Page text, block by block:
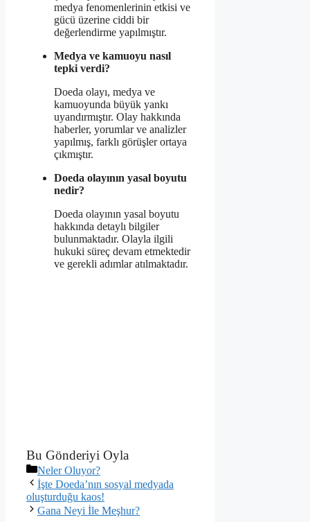
medya fenomenlerinin etkisi ve
gücü üzerine ciddi bir
değerlendirme yapılmıştır.
Medya ve kamuoyu nasıl
tepki verdi?
Doeda olayı, medya ve
kamuoyunda büyük yankı
uyandırmıştır. Olay hakkında
haberler, yorumlar ve analizler
yapılmış, farklı görüşler ortaya
çıkmıştır.
Doeda olayının yasal boyutu
nedir?
Doeda olayının yasal boyutu
hakkında detaylı bilgiler
bulunmaktadır. Olayla ilgili
hukuki süreç devam etmektedir
ve gerekli adımlar atılmaktadır.
Bu Gönderiyi Oyla
Kategoriler
Neler Oluyor?
İşte Doeda’nın sosyal medyada
oluşturduğu kaos!
Gana Neyi İle Meşhur?